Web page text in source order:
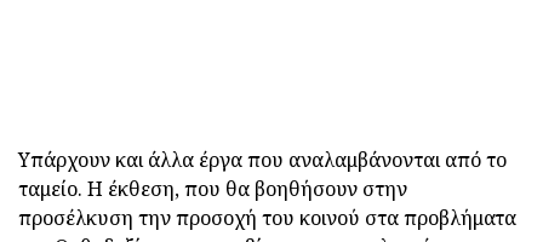
Υπάρχουν και άλλα έργα που αναλαμβάνονται από το
ταμείο. Η έκθεση, που θα βοηθήσουν στην
προσέλκυση την προσοχή του κοινού στα προβλήματα